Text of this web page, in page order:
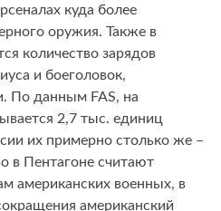
куда более
оружия. Также в
количество зарядов
и боеголовок,
По данным FAS, на
2,7 тыс. единиц
их примерно столько же –
в Пентагоне считают
американских военных, в
американский